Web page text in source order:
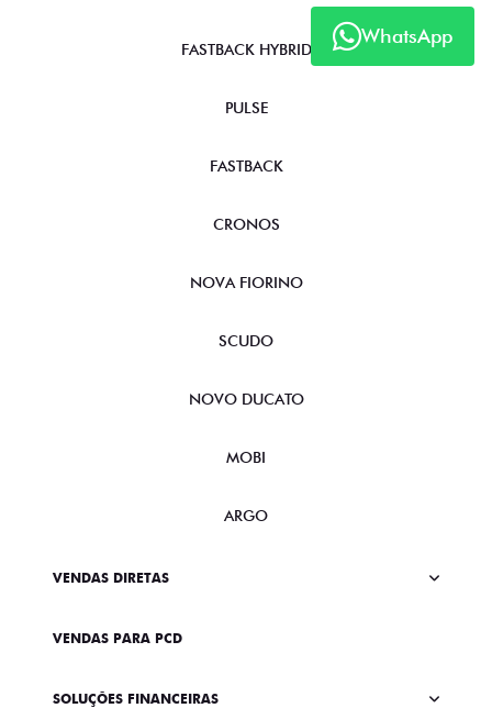
WhatsApp
FASTBACK HYBRID
PULSE
FASTBACK
CRONOS
NOVA FIORINO
SCUDO
NOVO DUCATO
MOBI
ARGO
VENDAS DIRETAS
VENDAS PARA PCD
SOLUÇÕES FINANCEIRAS